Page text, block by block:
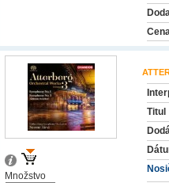
Titul
Množstvo